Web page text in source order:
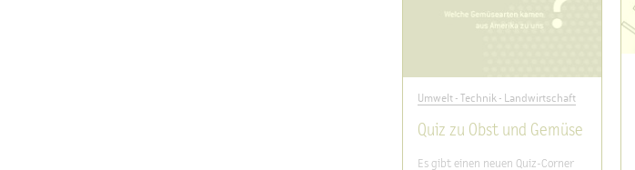
Umwelt - Technik - Landwirtschaft
Quiz zu Obst und Gemüse
Es gibt einen neuen Quiz-Corner